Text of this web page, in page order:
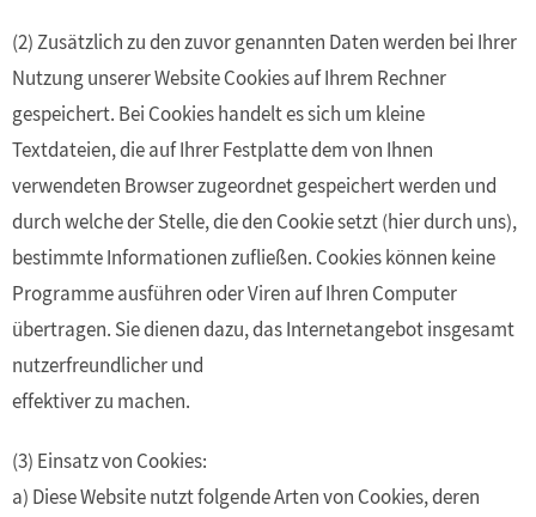
(2) Zusätzlich zu den zuvor genannten Daten werden bei Ihrer
Nutzung unserer Website Cookies auf Ihrem Rechner
gespeichert. Bei Cookies handelt es sich um kleine
Textdateien, die auf Ihrer Festplatte dem von Ihnen
verwendeten Browser zugeordnet gespeichert werden und
durch welche der Stelle, die den Cookie setzt (hier durch uns),
bestimmte Informationen zufließen. Cookies können keine
Programme ausführen oder Viren auf Ihren Computer
übertragen. Sie dienen dazu, das Internetangebot insgesamt
nutzerfreundlicher und
effektiver zu machen.
(3) Einsatz von Cookies:
a) Diese Website nutzt folgende Arten von Cookies, deren